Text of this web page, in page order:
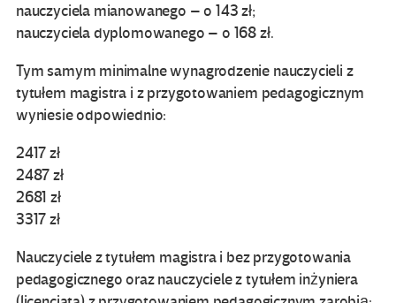
nauczyciela mianowanego – o 143 zł;
nauczyciela dyplomowanego – o 168 zł.
Tym samym minimalne wynagrodzenie nauczycieli z
tytułem magistra i z przygotowaniem pedagogicznym
wyniesie odpowiednio:
2417 zł
2487 zł
2681 zł
3317 zł
Nauczyciele z tytułem magistra i bez przygotowania
pedagogicznego oraz nauczyciele z tytułem inżyniera